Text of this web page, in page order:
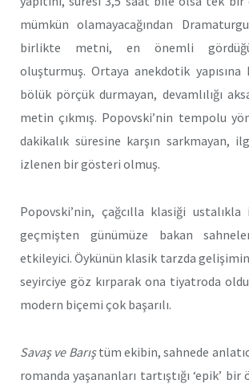
mümkün olamayacağından Dramaturgu
birlikte metni, en önemli
oluşturmuş. Ortaya anekdotik yapısına
bölük pörçük durmayan, devamlılığı
metin çıkmış. Popovski’nin tempolu
dakikalık süresine karşın sarkmayan,
izlenen bir gösteri olmuş.
Popovski’nin, çağcılla klasiği
geçmişten günümüze bakan
etkileyici. Öykünün klasik tarzda
seyirciye göz kırparak ona tiyatroda
modern biçemi çok başarılı.
Savaş ve Barış tüm ekibin, sahnede
romanda yaşananları tartıştığı ‘epik’